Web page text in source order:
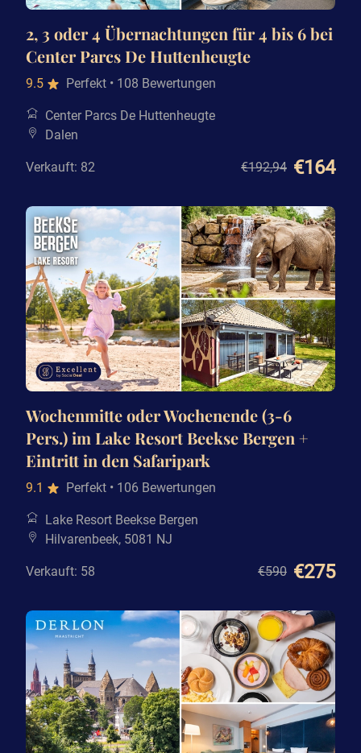
2, 3 oder 4 Übernachtungen für 4 bis 6 bei
Center Parcs De Huttenheugte
9.5 Perfekt • 108 Bewertungen
Center Parcs De Huttenheugte
Dalen
Verkauft: 82 €192,94 €164
Wochenmitte oder Wochenende (3-6
Pers.) im Lake Resort Beekse Bergen +
Eintritt in den Safaripark
9.1 Perfekt • 106 Bewertungen
Lake Resort Beekse Bergen
Hilvarenbeek, 5081 NJ
Verkauft: 58 €590 €275